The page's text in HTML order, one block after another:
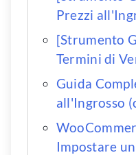
Prezzi
[Strumento
Termini di
Guida
all'Ingrosso
Impostare